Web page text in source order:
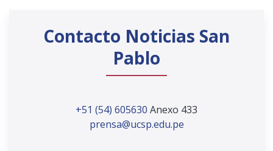
Contacto Noticias San
Pablo
+51 (54) 605630 Anexo 433
prensa@ucsp.edu.pe